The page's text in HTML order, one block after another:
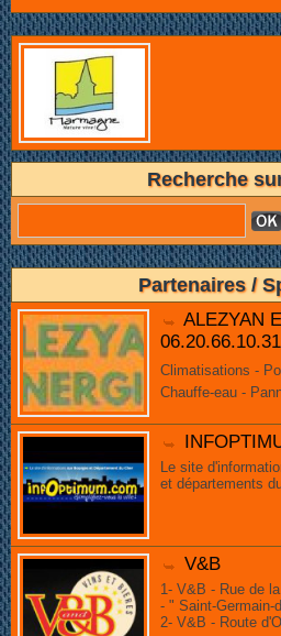
Recherche
Partenaires /
ALEZYAN
06.20.66.10.31
Climatisations -
Chauffe-eau -
Le site
et départements
V&B
1- V&B - Rue de
- " Saint-Germain-
2- V&B - Route